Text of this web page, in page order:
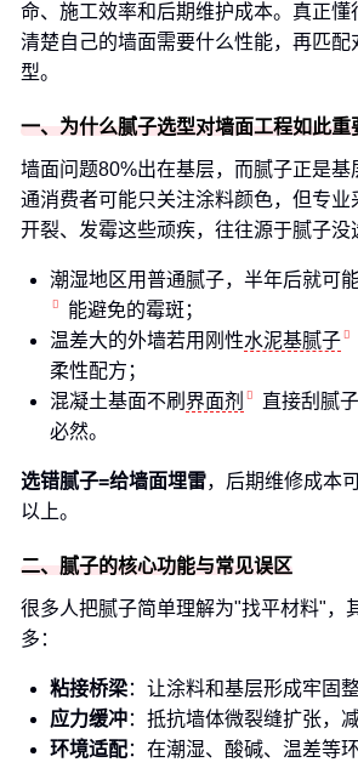
命、施工效率和后期维护成本。真正懂
清楚自己的墙面需要什么性能，再匹配
型。
一、为什么腻子选型对墙面工程如此重
墙面问题80%出在基层，而腻子正是
通消费者可能只关注涂料颜色，但专业
开裂、发霉这些顽疾，往往源于腻子没
潮湿地区用普通腻子，半年后就可
能避免的霉斑；
温差大的外墙若用刚性水泥基腻子
柔性配方；
混凝土基面不刷 界面剂
直接刮腻
必然。
选错腻子=给墙面埋雷，后期维修成本
以上。
二、腻子的核心功能与常见误区
很多人把腻子简单理解为"找平材料"，
多：
粘接桥梁：让涂料和基层形成牢固
应力缓冲：抵抗墙体微裂缝扩张，
环境适配：在潮湿、酸碱、温差等